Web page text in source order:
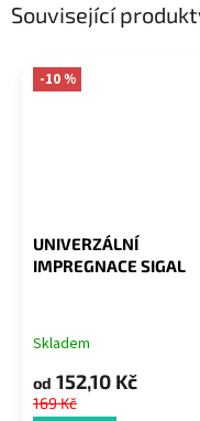
Související
-10 %
UNIVERZÁLNÍ
IMPREGNACE SIGAL
Skladem
od 152,10 Kč
169 Kč